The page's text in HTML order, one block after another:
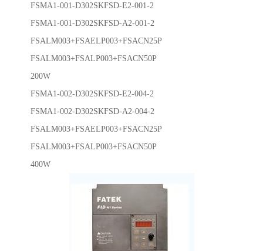
FSMA1-001-D302SKFSD-E2-001-2
FSMA1-001-D302SKFSD-A2-001-2
FSALM003+FSAELP003+FSACN25P
FSALM003+FSALP003+FSACN50P
200W
FSMA1-002-D302SKFSD-E2-004-2
FSMA1-002-D302SKFSD-A2-004-2
FSALM003+FSAELP003+FSACN25P
FSALM003+FSALP003+FSACN50P
400W